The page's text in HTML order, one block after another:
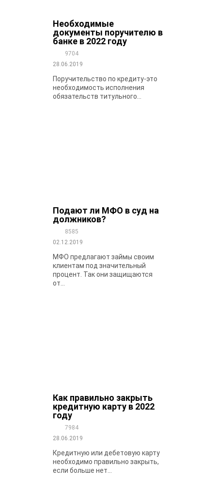
Необходимые
документы поручителю в
банке в 2022 году
9704
28.06.2019
Поручительство по кредиту-это
необходимость исполнения
обязательств титульного...
Подают ли МФО в суд на
должников?
8585
02.12.2019
МФО предлагают займы своим
клиентам под значительный
процент. Так они защищаются
от...
Как правильно закрыть
кредитную карту в 2022
году
7984
28.06.2019
Кредитную или дебетовую карту
необходимо правильно закрыть,
если больше нет...